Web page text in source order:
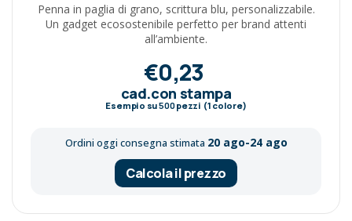
Penna in paglia di grano, scrittura blu, personalizzabile.
Un gadget ecosostenibile perfetto per brand attenti
all’ambiente.
€0,23
cad.con stampa
Esempio su500pezzi (1 colore)
Ordini oggi consegna stimata 20 ago-24 ago
Calcola il prezzo